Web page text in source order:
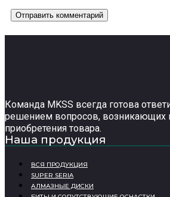
Команда MKSS всегда готова
решением вопросов, возникающих
приобретения товара.
Наша продукция
ВСЯ ПРОДУКЦИЯ
SUPER SERIA
АЛМАЗНЫЕ ДИСКИ